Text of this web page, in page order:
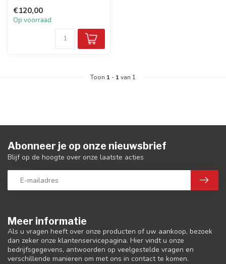
€120,00
Op voorraad
Toon 1 - 1van 1
Meer informatie
Als u vragen heeft over onze producten of uw aankoop, bezoek
dan zeker onze klantenservicepagina. Hier vindt u onze
bedrijfsgegevens, antwoorden op veelgestelde vragen en
verschillende manieren om met ons in contact te komen.
Abonneer je op onze nieuwsbrief
Blijf op de hoogte over onze laatste acties